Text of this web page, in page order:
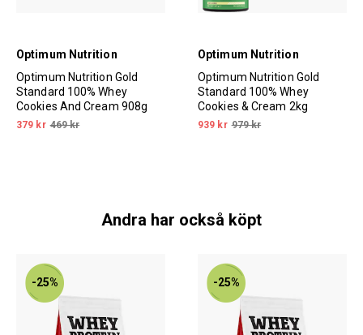
Optimum Nutrition
Optimum Nutrition Gold
Standard 100% Whey
Cookies And Cream 908g
379 kr 469 kr
Optimum Nutrition
Optimum Nutrition Gold
Standard 100% Whey
Cookies & Cream 2kg
939 kr 979 kr
Andra har också köpt
-25% -25%